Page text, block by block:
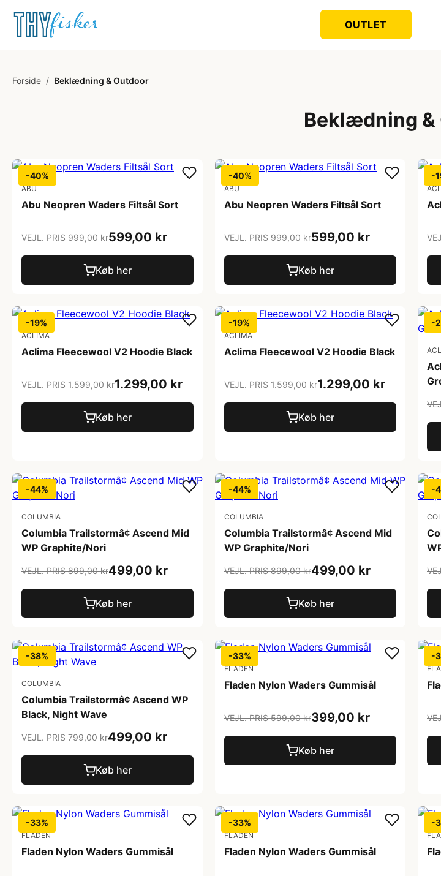
OUTLET
Forside / Beklædning & Outdoor
Beklædning &
-40%
ABU
Abu Neopren Waders Filtsål Sort
VEJL. PRIS 999,00 kr599,00 kr
Køb her
-40%
ABU
Abu Neopren Waders Filtsål Sort
VEJL. PRIS 999,00 kr599,00 kr
Køb her
-
-19%
ACLIMA
Aclima Fleecewool V2 Hoodie Black
VEJL. PRIS 1.599,00 kr1.299,00 kr
Køb her
-19%
ACLIMA
Aclima Fleecewool V2 Hoodie Black
VEJL. PRIS 1.599,00 kr1.299,00 kr
Køb her
-
-44%
COLUMBIA
Columbia Trailstormâ¢ Ascend Mid
WP Graphite/Nori
VEJL. PRIS 899,00 kr499,00 kr
Køb her
-44%
COLUMBIA
Columbia Trailstormâ¢ Ascend Mid
WP Graphite/Nori
VEJL. PRIS 899,00 kr499,00 kr
Køb her
-
-38%
COLUMBIA
Columbia Trailstormâ¢ Ascend WP
Black, Night Wave
VEJL. PRIS 799,00 kr499,00 kr
Køb her
-33%
FLADEN
Fladen Nylon Waders Gummisål
VEJL. PRIS 599,00 kr399,00 kr
Køb her
-
-33%
FLADEN
Fladen Nylon Waders Gummisål
-33%
FLADEN
Fladen Nylon Waders Gummisål
-